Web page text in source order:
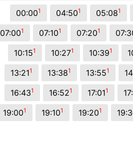
Digitais Ltda. Todos os direitos
00:001 04:501 05:081
07:001 07:101 07:201
10:151 10:271 10:391
13:211 13:381 13:551
16:431 16:521 17:011
19:001 19:101 19:201